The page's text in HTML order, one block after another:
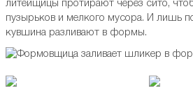
литейщицы протирают через сито,
пузырьков и мелкого мусора. И лишь
кувшина разливают в формы.